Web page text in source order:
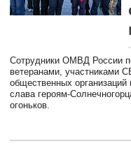
Сотрудники ОМВД России
ветеранами, участниками
общественных
слава героям-
огоньков.